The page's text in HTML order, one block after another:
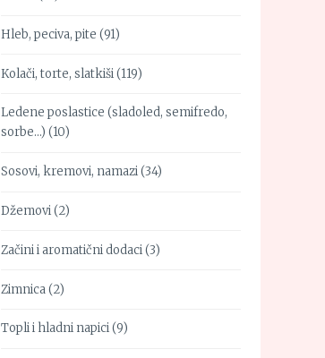
Hleb, peciva, pite (91)
Kolači, torte, slatkiši(119)
Ledene poslastice (sladoled, semifredo,
sorbe…) (10)
Sosovi, kremovi, namazi(34)
Džemovi(2)
Začini i aromatični dodaci(3)
Zimnica(2)
Topli i hladni napici(9)